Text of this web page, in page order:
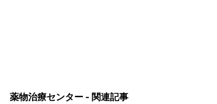
薬物治療センター - 関連記事